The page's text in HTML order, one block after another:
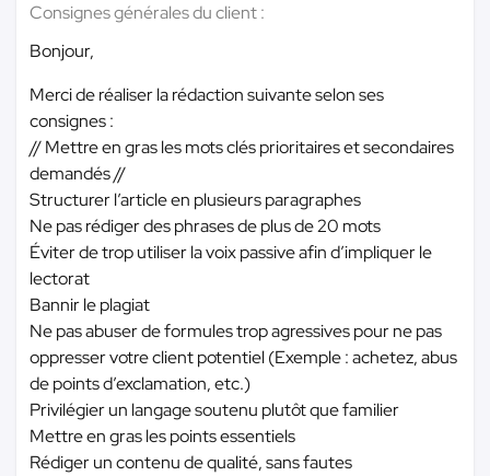
Consignes générales du client :
Bonjour,
Merci de réaliser la rédaction suivante selon ses
consignes :
// Mettre en gras les mots clés prioritaires et secondaires
demandés //
Structurer l’article en plusieurs paragraphes
Ne pas rédiger des phrases de plus de 20 mots
Éviter de trop utiliser la voix passive afin d’impliquer le
lectorat
Bannir le plagiat
Ne pas abuser de formules trop agressives pour ne pas
oppresser votre client potentiel (Exemple : achetez, abus
de points d’exclamation, etc.)
Privilégier un langage soutenu plutôt que familier
Mettre en gras les points essentiels
Rédiger un contenu de qualité, sans fautes